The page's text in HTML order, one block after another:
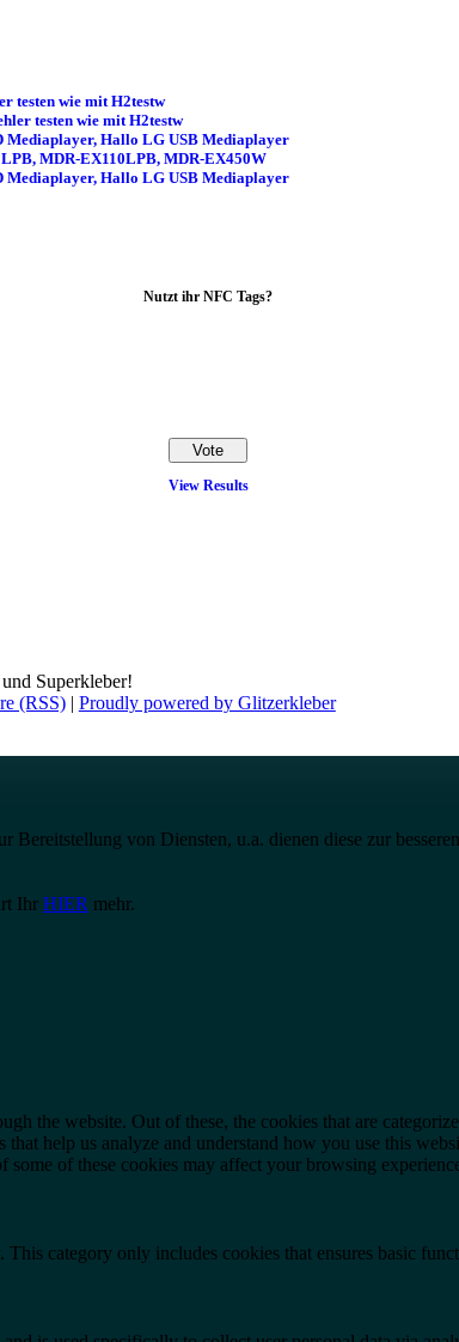
testen wie mit H2testw
testen wie mit H2testw
Mediaplayer, Hallo LG USB Mediaplayer
MDR-EX110LPB, MDR-EX450W
Mediaplayer, Hallo LG USB Mediaplayer
Nutzt ihr NFC Tags?
View Results
Superkleber!
(RSS)| Proudly powered by Glitzerkleber
von Diensten, u.a. dienen diese zur
Ihr HIER mehr.
the website. Out of these, the cookies that are
help us analyze and understand how you use this
of these cookies may affect your browsing
category only includes cookies that ensures basic